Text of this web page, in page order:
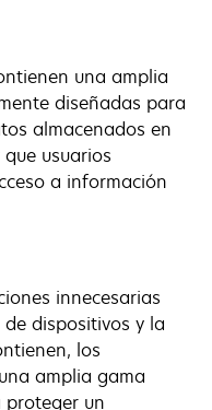
una amplia
diseñadas para
almacenados en
usuarios
a información
innecesarias
dispositivos y la
los
amplia gama
proteger un